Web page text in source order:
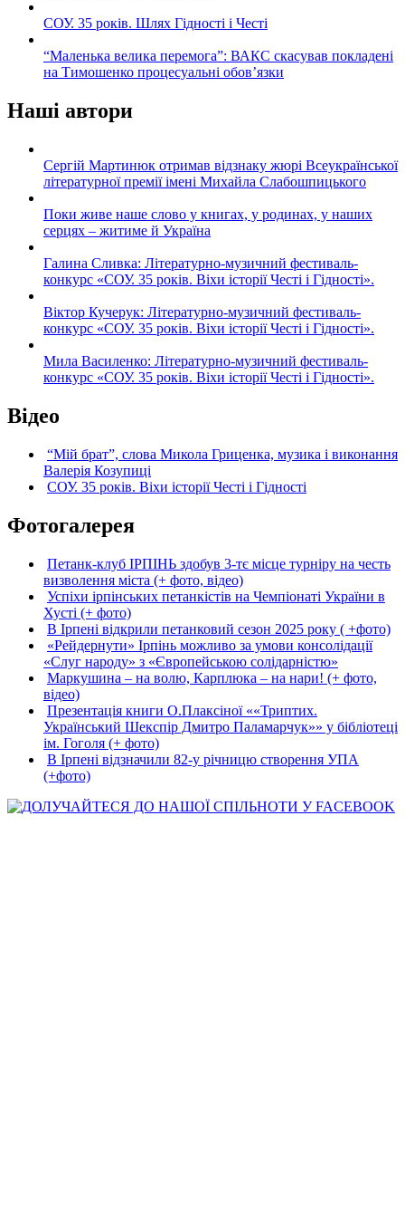
СОУ. 35 років. Шлях Гідності і Честі
“Маленька велика перемога”: ВАКС скасував покладені
на Тимошенко процесуальні обов’язки
Наші автори
Сергій Мартинюк отримав відзнаку жюрі Всеукраїнської
літературної премії імені Михайла Слабошпицького
Поки живе наше слово у книгах, у родинах, у наших
серцях – житиме й Україна
Галина Сливка: Літературно-музичний фестиваль-
конкурс «СОУ. 35 років. Віхи історії Честі і Гідності».
Віктор Кучерук: Літературно-музичний фестиваль-
конкурс «СОУ. 35 років. Віхи історії Честі і Гідності».
Мила Василенко: Літературно-музичний фестиваль-
конкурс «СОУ. 35 років. Віхи історії Честі і Гідності».
Відео
“Мій брат”, слова Микола Гриценка, музика і виконання
Валерія Козупиці
СОУ. 35 років. Віхи історії Честі і Гідності
Фотогалерея
Петанк-клуб ІРПІНЬ здобув 3-тє місце турніру на честь
визволення міста (+ фото, відео)
Успіхи ірпінських петанкістів на Чемпіонаті України в
Хусті (+ фото)
В Ірпені відкрили петанковий сезон 2025 року ( +фото)
«Рейдернути» Ірпінь можливо за умови консолідації
«Слуг народу» з «Європейською солідарністю»
Маркушина – на волю, Карплюка – на нари! (+ фото,
відео)
Презентація книги О.Плаксіної ««Триптих.
Український Шекспір Дмитро Паламарчук»» у бібліотеці
ім. Гоголя (+ фото)
В Ірпені відзначили 82-у річницю створення УПА
(+фото)